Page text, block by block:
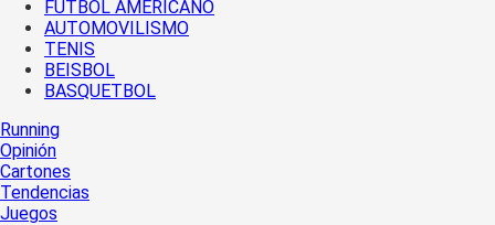
FUTBOL AMERICANO
AUTOMOVILISMO
TENIS
BEISBOL
BASQUETBOL
Running
Opinión
Cartones
Tendencias
Juegos